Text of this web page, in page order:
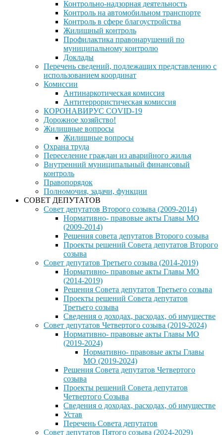
Контрольно-надзорная деятельность
Контроль на автомобильном транспорте
Контроль в сфере благоустройства
Жилищный контроль
Профилактика правонарушений по
муниципальному контролю
Доклады
Перечень сведений, подлежащих представлению с
использованием координат
Комиссии
Антинаркотическая комиссия
Антитеррористическая комиссия
КОРОНАВИРУС COVID-19
Дорожное хозяйство!
Жилищные вопросы
Жилищные вопросы
Охрана труда
Переселение граждан из аварийного жилья
Внутренний муниципальный финансовый
контроль
Правопорядок
Полномочия, задачи, функции
СОВЕТ ДЕПУТАТОВ
Совет депутатов Второго созыва (2009-2014)
Нормативно- правовые акты Главы МО
(2009-2014)
Решения совета депутатов Второго созыва
Проекты решений Совета депутатов Второго
созыва
Совет депутатов Третьего созыва (2014-2019)
Нормативно- правовые акты Главы МО
(2014-2019)
Решения Совета депутатов Третьего созыва
Проекты решений Совета депутатов
Третьего созыва
Сведения о доходах, расходах, об имуществе
Совет депутатов Четвертого созыва (2019-2024)
Нормативно- правовые акты Главы МО
(2019-2024)
Нормативно- правовые акты Главы
МО (2019-2024)
Решения Совета депутатов Четвертого
созыва
Проекты решений Совета депутатов
Четвертого Созыва
Сведения о доходах, расходах, об имуществе
Устав
Перечень Совета депутатов
Совет депутатов Пятого созыва (2024-2029)